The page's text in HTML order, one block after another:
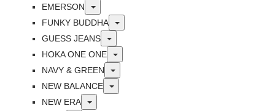
EMERSON
Toggle
FUNKY BUDDHA
Toggle
GUESS JEANS
Toggle
HOKA ONE ONE
Toggle
NAVY & GREEN
Toggle
NEW BALANCE
Toggle
NEW ERA
Toggle